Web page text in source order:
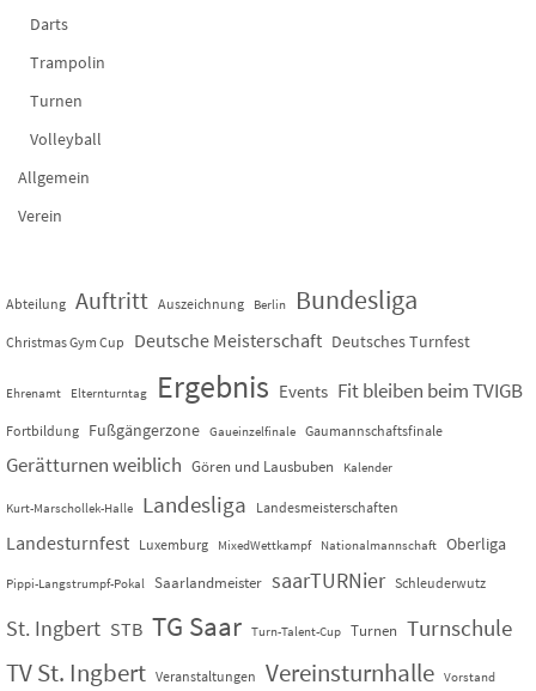
Darts
Trampolin
Turnen
Volleyball
Allgemein
Verein
Abteilung Auftritt Auszeichnung Berlin Bundesliga
Christmas Gym Cup Deutsche Meisterschaft Deutsches Turnfest
Ehrenamt Elternturntag Ergebnis Events Fit bleiben beim TVIGB
Fortbildung Fußgängerzone Gaueinzelfinale Gaumannschaftsfinale
Gerätturnen weiblich Gören und Lausbuben Kalender
Kurt-Marschollek-Halle Landesliga Landesmeisterschaften
Landesturnfest Luxemburg MixedWettkampf Nationalmannschaft Oberliga
Pippi-Langstrumpf-Pokal Saarlandmeister saarTURNier Schleuderwutz
St. Ingbert STB TG Saar Turn-Talent-Cup Turnen Turnschule
TV St. Ingbert Veranstaltungen Vereinsturnhalle Vorstand